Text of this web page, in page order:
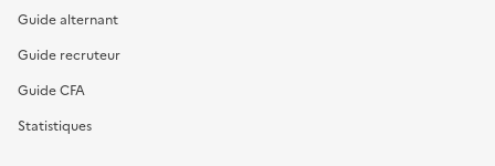
Guide alternant
Guide recruteur
Guide CFA
Statistiques